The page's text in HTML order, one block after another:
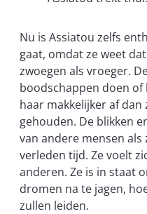
Nu is Assiatou zelfs
gaat, omdat ze weet
zwoegen als vroeger.
boodschappen doen
haar makkelijker af
gehouden. De blikken
van andere mensen
verleden tijd. Ze voelt
anderen. Ze is in staat
dromen na te jagen,
zullen leiden.